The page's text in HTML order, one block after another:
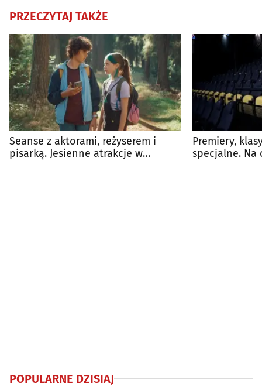
PRZECZYTAJ TAKŻE
Seanse z aktorami, reżyserem i
pisarką. Jesienne atrakcje w
Premiery,
specjalne. Na
POPULARNE DZISIAJ